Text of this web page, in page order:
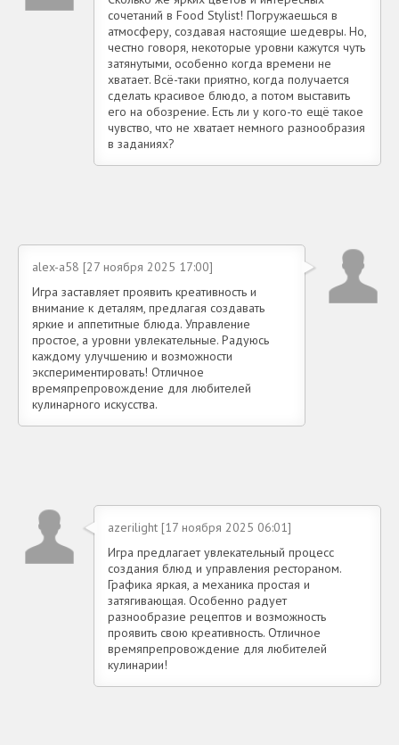
сочетаний в Food Stylist! Погружаешься в
атмосферу, создавая настоящие шедевры. Но,
честно говоря, некоторые уровни кажутся чуть
затянутыми, особенно когда времени не
хватает. Всё-таки приятно, когда получается
сделать красивое блюдо, а потом выставить
его на обозрение. Есть ли у кого-то ещё такое
чувство, что не хватает немного разнообразия
в заданиях?
alex-a58 [27 ноября 2025 17:00]
Игра заставляет проявить креативность и
внимание к деталям, предлагая создавать
яркие и аппетитные блюда. Управление
простое, а уровни увлекательные. Радуюсь
каждому улучшению и возможности
экспериментировать! Отличное
времяпрепровождение для любителей
кулинарного искусства.
azerilight [17 ноября 2025 06:01]
Игра предлагает увлекательный процесс
создания блюд и управления рестораном.
Графика яркая, а механика простая и
затягивающая. Особенно радует
разнообразие рецептов и возможность
проявить свою креативность. Отличное
времяпрепровождение для любителей
кулинарии!